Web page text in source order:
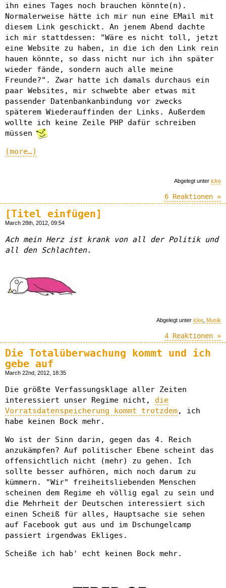
ihn eines Tages noch brauchen könnte(n).
Normalerweise hätte ich mir nun eine EMail mit
diesem Link geschickt. An jenem Abend dachte
ich mir stattdessen: "Wäre es nicht toll, jetzt
eine Website zu haben, in die ich den Link rein
hauen könnte, so dass nicht nur ich ihn später
wieder fände, sondern auch alle meine
Freunde?". Zwar hatte ich damals durchaus ein
paar Websites, mir schwebte aber etwas mit
passender Datenbankanbindung vor zwecks
späterem Wiederauffinden der Links. Außerdem
wollte ich keine Zeile PHP dafür schreiben
müssen
(more…)
Abgelegt unter icke
6 Reaktionen »
[Titel einfügen]
March 28th, 2012, 09:54
Ach mein Herz ist krank von all der Politik und
all den Schlachten.
Abgelegt unter icke Musik
4 Reaktionen »
Die Totalüberwachung kommt und ich
gebe auf
March 22nd, 2012, 18:35
Die größte Verfassungsklage aller Zeiten
interessiert unser Regime nicht, die
Vorratsdatenspeicherung kommt trotzdem, ich
habe keinen Bock mehr.
Wo ist der Sinn darin, gegen das 4. Reich
anzukämpfen? Auf politischer Ebene scheint das
offensichtlich nicht (mehr) zu gehen. Ich
sollte besser aufhören, mich noch darum zu
kümmern. "Wir" freiheitsliebenden Menschen
scheinen dem Regime eh völlig egal zu sein und
die Mehrheit der Deutschen interessiert sich
einen Scheiß für alles, Hauptsache sie sehen
auf Facebook gut aus und im Dschungelcamp
passiert irgendwas Ekliges.
Scheiße ich hab' echt keinen Bock mehr.